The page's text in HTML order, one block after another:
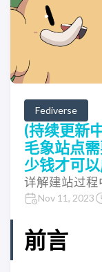
Fediverse
(持续更新
毛象站点
少钱才可
详解建站过程
Nov 11, 2023
前言